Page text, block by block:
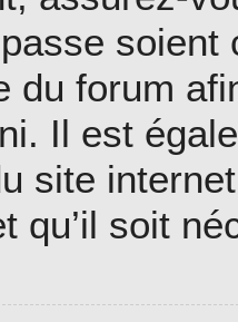
soient
du forum
Il est
site
qu’il soit